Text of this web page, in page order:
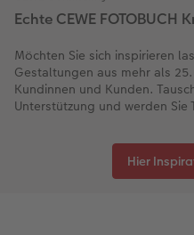
Echte CEWE FOTOBUCH
Möchten Sie sich inspirieren
Gestaltungen aus mehr als
Kundinnen und Kunden.
Unterstützung und werden Sie
Hier